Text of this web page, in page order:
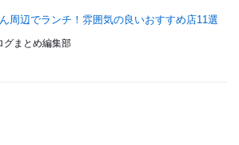
周辺でランチ！雰囲気の良いおすすめ店11選
グまとめ編集部